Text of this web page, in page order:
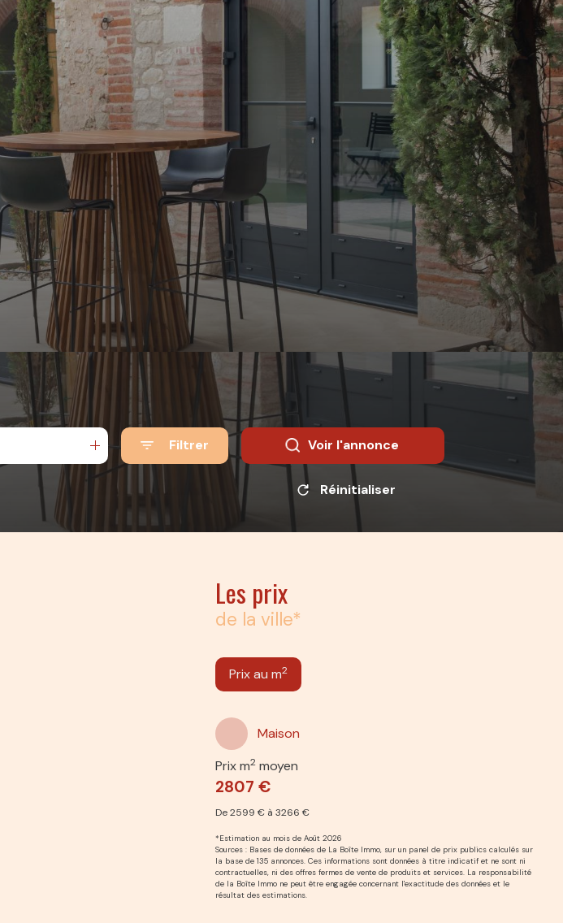
Filtrer Voir l'annonce
Réinitialiser
Les prix
de la ville*
Prix au m2
Maison
Prix m2 moyen
2807 €
De 2599 € à 3266 €
*Estimation au mois de Août 2026
Sources : Bases de données de La Boîte Immo, sur un panel de prix publics calculés sur
la base de 135 annonces. Ces informations sont données à titre indicatif et ne sont ni
contractuelles, ni des offres fermes de vente de produits et services. La responsabilité
de la Boîte Immo ne peut être engagée concernant l'exactitude des données et le
résultat des estimations.